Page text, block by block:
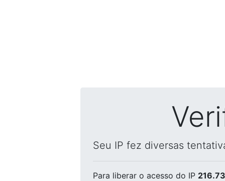
Seu IP fez diversas
Para liberar o acesso do IP